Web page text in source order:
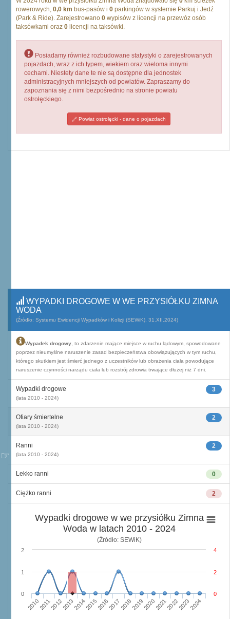
rowerowych, 0,0 km bus-pasów i 0 parkingów w systemie Parkuj i Jedź
(Park & Ride). Zarejestrowano 0 wypisów z licencji na przewóz osób
taksówkami oraz 0 licencji na taksówki.
Posiadamy również rozbudowane statystyki o zarejestrowanych
pojazdach, wraz z ich typem, wiekiem oraz wieloma innymi
cechami. Niestety dane te nie są dostępne dla jednostek
administracyjnych mniejszych od powiatów. Zapraszamy do
zapoznania się z nimi bezpośrednio na stronie powiatu
ostrołęckiego.
Powiat ostrołęcki - dane o pojazdach
WYPADKI DROGOWE W WE PRZYSIÓŁKU ZIMNA
WODA
(Źródło: Systemu Ewidencji Wypadków i Kolizji (SEWiK), 31.XII.2024)
Wypadek drogowy , to zdarzenie mające miejsce w ruchu lądowym, spowodowane
poprzez nieumyślne naruszenie zasad bezpieczeństwa obowiązujących w tym ruchu,
którego skutkiem jest śmierć jednego z uczestników lub obrażenia ciała powodujące
naruszenie czynności narządu ciała lub rozstrój zdrowia trwające dłużej niż 7 dni.
3
Wypadki drogowe
(lata 2010 - 2024)
2
Ofiary śmiertelne
(lata 2010 - 2024)
2
Ranni
(lata 2010 - 2024)
0
Lekko ranni
2
Ciężko ranni
Wypadki drogowe w we przysiółku Zimna
Woda w latach 2010 - 2024
(Źródło: SEWiK)
201020112012201320142015201620172018201920202021202220232024
0
1
2
0
2
4